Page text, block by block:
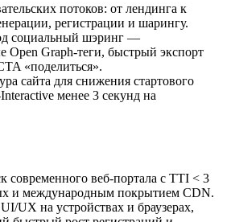
потоков: от лендинга к
регистрации и шарингу.
социальный шэринг —
Open Graph-теги, быстрый экспорт
«поделиться».
сайта для снижения стартового
менее 3 секунд на
современного веб-портала с TTI < 3
и международным покрытием CDN.
UX на устройствах и браузерах,